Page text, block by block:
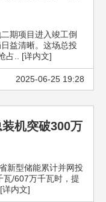
期项目进入竣工倒
益清晰。这场总投
占.. [详内文]
2025-06-25 19:28
机突破300万
新型储能累计并网投
瓦/607万千瓦时，提
详内文]